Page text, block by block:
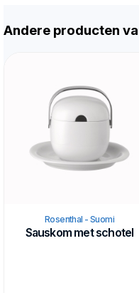
Andere producten
Rosenthal - Suomi
Sauskom met schotel